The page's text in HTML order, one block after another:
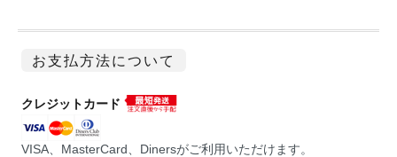
お支払方法について
クレジットカード
VISA、MasterCard、Dinersがご利用いただけます。